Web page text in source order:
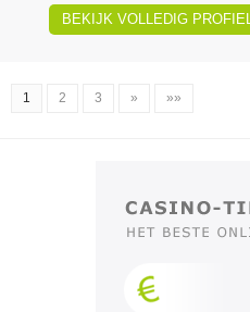
BEKIJK VOLLEDIG PROFIEL
1 2 3 » »»